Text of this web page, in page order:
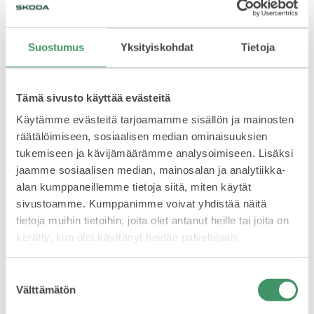
Suostumus Yksityiskohdat Tietoja
Tämä sivusto käyttää evästeitä
Käytämme evästeitä tarjoamamme sisällön ja mainosten
räätälöimiseen, sosiaalisen median ominaisuuksien
tukemiseen ja kävijämäärämme analysoimiseen. Lisäksi
jaamme sosiaalisen median, mainosalan ja analytiikka-
alan kumppaneillemme tietoja siitä, miten käytät
sivustoamme. Kumppanimme voivat yhdistää näitä
tietoja muihin tietoihin, joita olet antanut heille tai joita on
kerätty, kun olet käyttänyt heidän palvelujaan.
valinta
Välttämätön
VASTUULLISUUS
ŠKODA 130 VUOTTA
Katso kiertueen aikataulu
Ma 6.6.
Laakkonen Oy, Espoo
Rinta-Joupin Autoliike Oy, Pori
Ti 7.6.
Käyttöauto Oy, Seinäjoki
Laakkonen Oy, Helsinki
Laakkonen Oy, Lahti
Ke 8.6.
Autokeskus Oy, Vantaa
Auto Suni Oy, Kouvola
Rinta-Joupin Autoliike Oy, Tervajoki
Rinta-Joupin Autoliike Oy, Vaasa